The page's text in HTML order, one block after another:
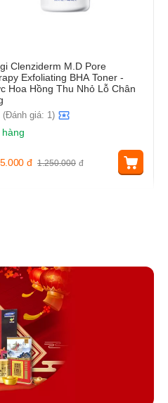
Clenziderm M.D Pore
Exfoliating BHA Toner -
Hoa Hồng Thu Nhỏ Lỗ Chân
(Đánh giá: 1)
1.250.000 đ
đ